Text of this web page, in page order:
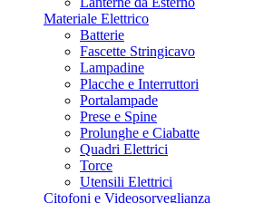
Materiale Elettrico
Batterie
Fascette Stringicavo
Lampadine
Placche e Interruttori
Portalampade
Prese e Spine
Prolunghe e Ciabatte
Quadri Elettrici
Torce
Utensili Elettrici
Citofoni e Videosorveglianza